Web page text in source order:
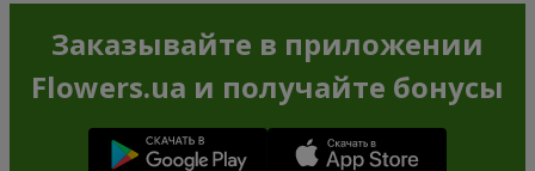
Заказывайте в приложении
Flowers.ua и получайте бонусы